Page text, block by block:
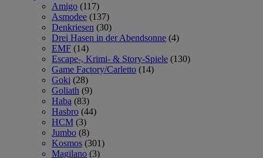
Amigo (117)
Asmodee (137)
Denkriesen (30)
Drei Hasen in der Abendsonne (4)
EMF (14)
Escape-, Krimi- & Story-Spiele (130)
Game Factory/Carletto (14)
Goki (28)
Goliath (9)
Haba (83)
Hasbro (44)
HCM (3)
Jumbo (8)
Kosmos (301)
Magilano (3)